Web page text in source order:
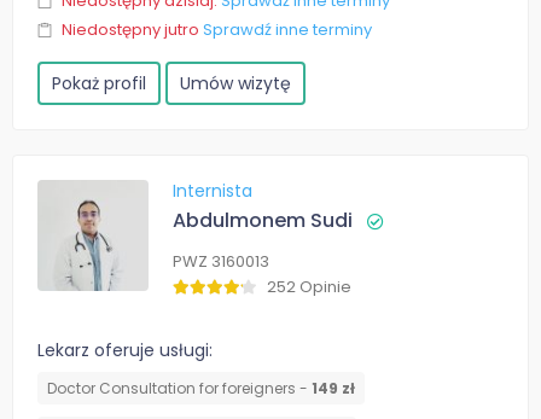
Niedostępny jutro Sprawdź inne terminy
Pokaż profil Umów wizytę
Internista
Abdulmonem Sudi
PWZ 3160013
252 Opinie
Lekarz oferuje usługi:
Doctor Consultation for foreigners - 149 zł